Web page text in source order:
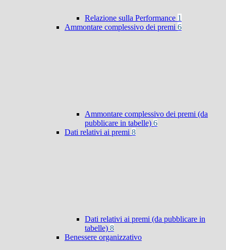
Relazione sulla Performance 1
Ammontare complessivo dei premi 6
Ammontare complessivo dei premi (da
pubblicare in tabelle) 6
Dati relativi ai premi 8
Dati relativi ai premi (da pubblicare in
tabelle) 8
Benessere organizzativo